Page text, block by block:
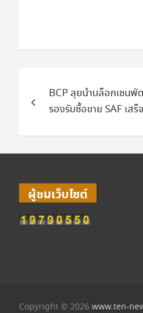
เรื่องBCP ลุยนำบล็อกเชน
รองรับซื้อขาย SAF เส
ผู้ชมเว็บไซต์
Copyright © 2026 www.ten-